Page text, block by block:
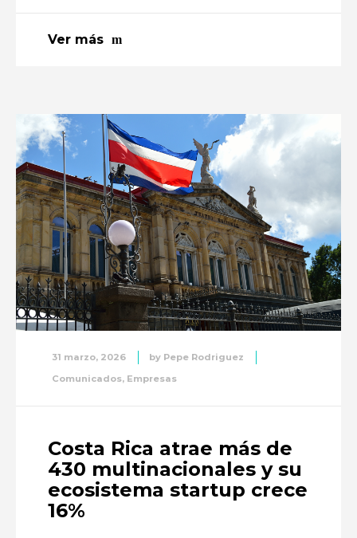
Ver más
31 marzo, 2026 by Pepe Rodriguez
Comunicados, Empresas
Costa Rica atrae más de
430 multinacionales y su
ecosistema startup crece
16%